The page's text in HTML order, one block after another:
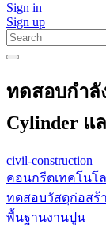
Sign in
Sign up
ทดสอบกําลั
Cylinder แ
civil-construction
คอนกรีตเทคโนโ
ทดสอบวัสดุก่อสร้
พื้นฐานงานปูน